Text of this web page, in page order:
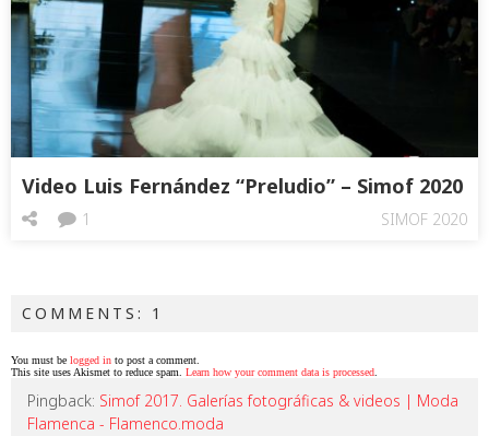
Video Luis Fernández “Preludio” – Simof 2020
SIMOF 2020
1
COMMENTS: 1
You must be logged in to post a comment.
This site uses Akismet to reduce spam. Learn how your comment data is processed
Pingback: Simof 2017. Galerías fotográficas & videos | Moda
Flamenca - Flamenco.moda